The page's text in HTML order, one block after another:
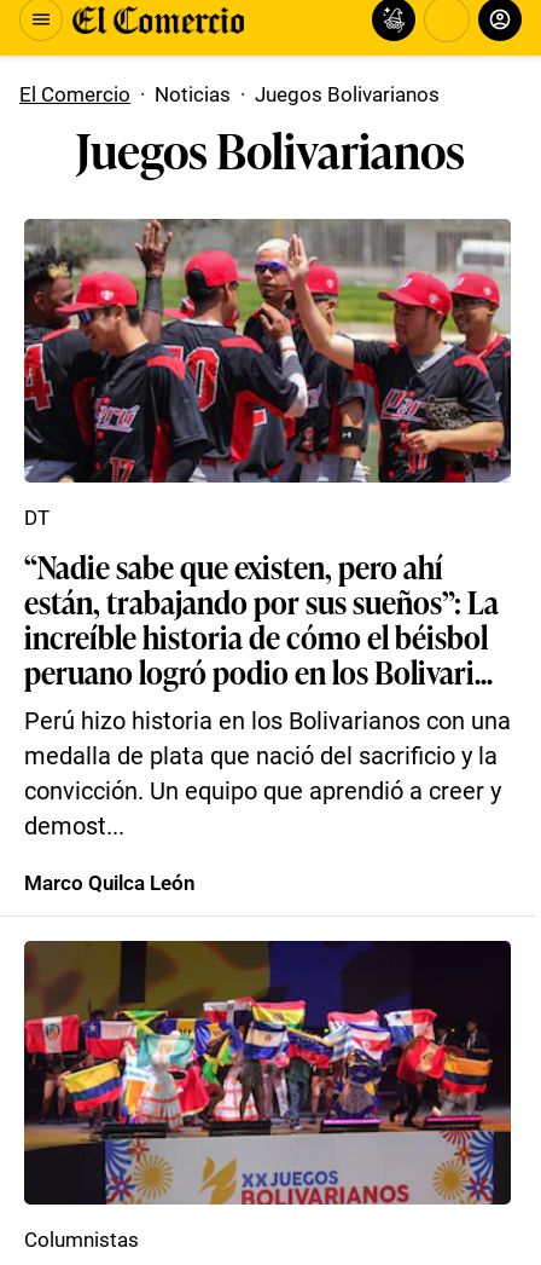
El Comercio · Noticias · Juegos Bolivarianos
Juegos Bolivarianos
“Nadie sabe que existen, pero ahí
están, trabajando por sus sueños”: La
increíble historia de cómo el béisbol
peruano logró podio en los Bolivari...
Perú hizo historia en los Bolivarianos con una
medalla de plata que nació del sacrificio y la
convicción. Un equipo que aprendió a creer y
demost...
DT
Marco Quilca León
Columnistas